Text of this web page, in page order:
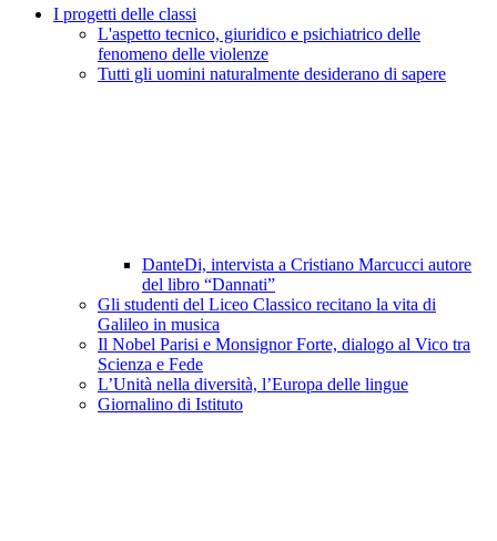
I progetti delle classi
L'aspetto tecnico, giuridico e psichiatrico delle
fenomeno delle violenze
Tutti gli uomini naturalmente desiderano di sapere
DanteDi, intervista a Cristiano Marcucci autore
del libro “Dannati”
Gli studenti del Liceo Classico recitano la vita di
Galileo in musica
Il Nobel Parisi e Monsignor Forte, dialogo al Vico tra
Scienza e Fede
L’Unità nella diversità, l’Europa delle lingue
Giornalino di Istituto